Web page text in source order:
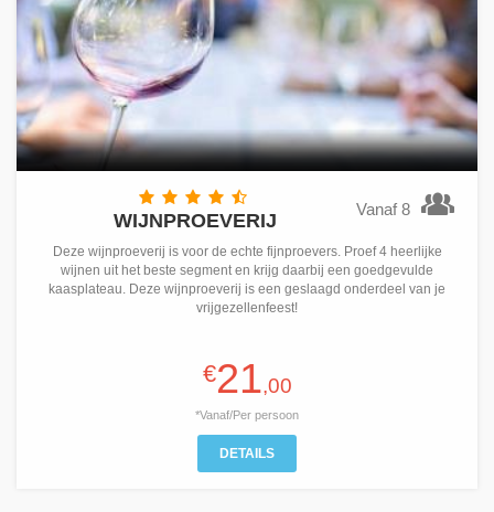
Vanaf 8
WIJNPROEVERIJ
Deze wijnproeverij is voor de echte fijnproevers. Proef 4 heerlijke
wijnen uit het beste segment en krijg daarbij een goedgevulde
kaasplateau. Deze wijnproeverij is een geslaagd onderdeel van je
vrijgezellenfeest!
€21,00
*Vanaf/Per persoon
DETAILS